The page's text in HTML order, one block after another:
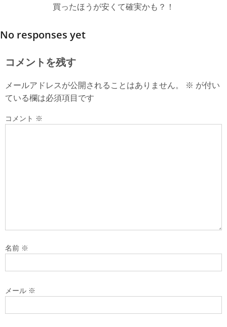
買ったほうが安くて確実かも？！
No responses yet
コメントを残す
メールアドレスが公開されることはありません。 ※ が付い
ている欄は必須項目です
コメント ※
名前 ※
メール ※